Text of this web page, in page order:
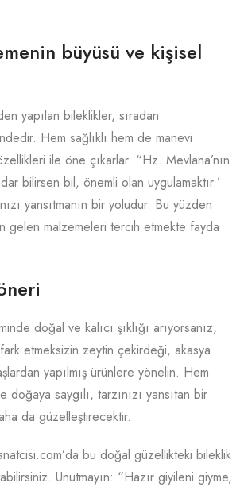
büyüsü ve kişisel
yapılan bileklikler, sıradan
Hem sağlıklı hem de manevi
ile öne çıkarlar. “Hz. Mevlana’nın
bilirsen bil, önemli olan uygulamaktır.’
yansıtmanın bir yoludur. Bu yüzden
gelen malzemeleri tercih etmekte fayda
doğal ve kalıcı şıklığı arıyorsanız,
etmeksizin zeytin çekirdeği, akasya
yapılmış ürünlere yönelin. Hem
doğaya saygılı, tarzınızı yansıtan bir
da güzelleştirecektir.
bu doğal güzellikteki bileklik
Unutmayın: “Hazır giyileni giyme,